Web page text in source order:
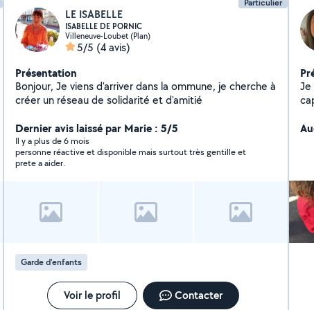
Particulier
LE ISABELLE
ISABELLE DE PORNIC
Villeneuve-Loubet (Plan)
5/5 (4 avis)
Présentation
Bonjour, Je viens d'arriver dans la ommune, je cherche à
créer un réseau de solidarité et d'amitié
Dernier avis laissé par Marie : 5/5
Il y a plus de 6 mois
personne réactive et disponible mais surtout très gentille et
prete a aider.
Garde d'enfants
Voir le profil Contacter
Je
Je
7 ans. Je peux